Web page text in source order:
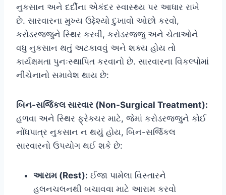
નુકસાન અને દર્દીના એકંદર સ્વાસ્થ્ય પર આધાર રાખે
છે. સારવારના મુખ્ય ઉદ્દેશ્યો દુખાવો ઓછો કરવો,
કરોડરજ્જુને સ્થિર કરવી, કરોડરજ્જુ અને ચેતાઓને
વધુ નુકસાન થતું અટકાવવું અને શક્ય હોય તો
કાર્યક્ષમતા પુનઃસ્થાપિત કરવાનો છે. સારવારના વિકલ્પોમાં
નીચેનાનો સમાવેશ થાય છે:
બિન-સર્જિકલ સારવાર (Non-Surgical Treatment):
હળવા અને સ્થિર ફ્રેક્ચર માટે, જેમાં કરોડરજ્જુને કોઈ
નોંધપાત્ર નુકસાન ન થયું હોય, બિન-સર્જિકલ
સારવારનો ઉપયોગ થઈ શકે છે:
આરામ (Rest): ઈજા પામેલા વિસ્તારને
હલનચલનથી બચાવવા માટે આરામ કરવો